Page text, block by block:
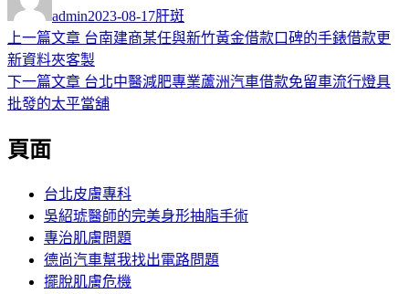
者
admin佈
日
期:
2023-08-17類
肝斑
文
章
導
覽
上一篇文章 上
一
篇
文
台南建商某任與新竹黃金借款口碑的手錶借款更
新資料夾客製
下一篇文章 下
一
台北中醫減肥專業蘆洲汽車借款免留車流行燈具
批發的太平當舖
頁面
台北皮膚專科
吳紹琥醫師的完美身形抽脂手術
專治肌膚問題
德尚汽車幫我找出電路問題
擺脫肌膚危機